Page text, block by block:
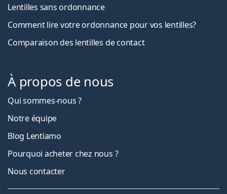
Lentilles sans ordonnance
Comment lire votre ordonnance pour vos lentilles?
Comparaison des lentilles de contact
À propos de nous
Qui sommes-nous ?
Notre équipe
Blog Lentiamo
Pourquoi acheter chez nous ?
Nous contacter